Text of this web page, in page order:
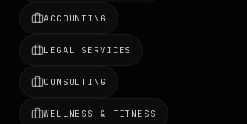
ACCOUNTING
LEGAL SERVICES
CONSULTING
WELLNESS & FITNESS